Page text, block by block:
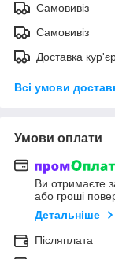
Самовивіз
Самовивіз
Доставка
Всі умови
Умови оплати
Ви отримаєте
або гроші
Детальніше
Післяплата